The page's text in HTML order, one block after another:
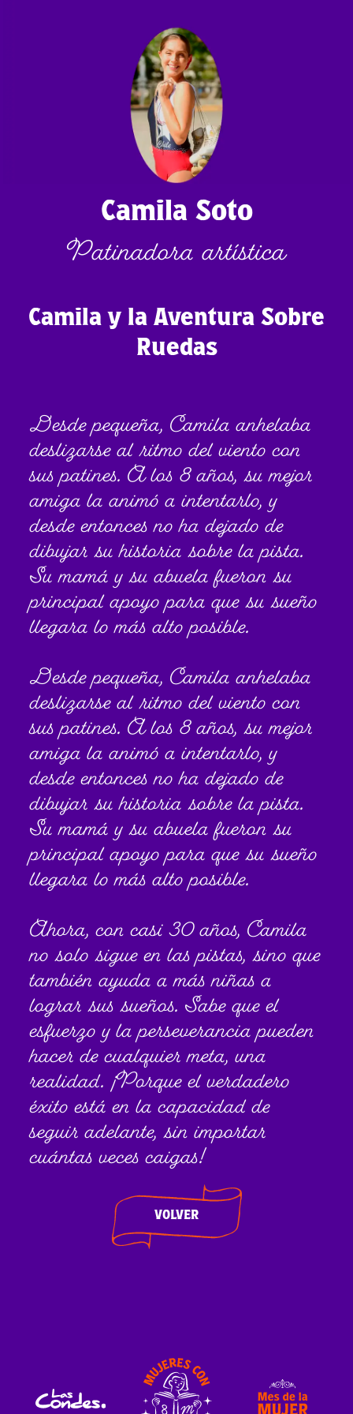
Camila Soto
Patinadora artística
Camila y la Aventura Sobre
Ruedas
Desde pequeña, Camila anhelaba
deslizarse al ritmo del viento con
sus patines. A los 8 años, su mejor
amiga la animó a intentarlo, y
desde entonces no ha dejado de
dibujar su historia sobre la pista.
Su mamá y su abuela fueron su
principal apoyo para que su sueño
llegara lo más alto posible.
Desde pequeña, Camila anhelaba
deslizarse al ritmo del viento con
sus patines. A los 8 años, su mejor
amiga la animó a intentarlo, y
desde entonces no ha dejado de
dibujar su historia sobre la pista.
Su mamá y su abuela fueron su
principal apoyo para que su sueño
llegara lo más alto posible.
Ahora, con casi 30 años, Camila
no solo sigue en las pistas, sino que
también ayuda a más niñas a
lograr sus sueños. Sabe que el
esfuerzo y la perseverancia pueden
hacer de cualquier meta, una
realidad. ¡Porque el verdadero
éxito está en la capacidad de
seguir adelante, sin importar
cuántas veces caigas!
VOLVER